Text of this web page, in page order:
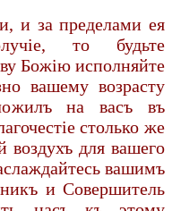
и за пределами ея
то будьте
Божiю исполняйте
вашему возрасту
на васъ въ
столько же
воздухъ для вашего
вашимъ
и Совершитель